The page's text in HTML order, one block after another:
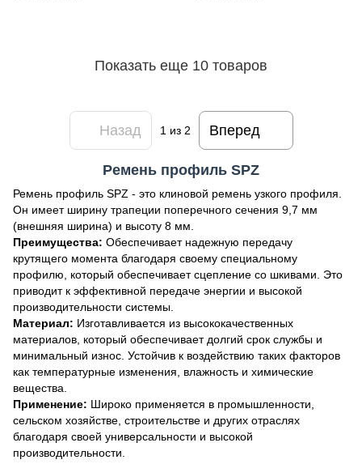
Ремень профиль SPZ
Ремень профиль SPZ - это клиновой ремень узкого профиля.
Он имеет ширину трапеции поперечного сечения 9,7 мм
(внешняя ширина) и высоту 8 мм.
Преимущества: Обеспечивает надежную передачу
крутящего момента благодаря своему специальному
профилю, который обеспечивает сцепление со шкивами. Это
приводит к эффективной передаче энергии и высокой
производительности системы.
Материал: Изготавливается из высококачественных
материалов, который обеспечивает долгий срок службы и
минимальный износ. Устойчив к воздействию таких факторов
как температурные изменения, влажность и химические
вещества.
Применение: Широко применяется в промышленности,
сельском хозяйстве, строительстве и других отраслях
благодаря своей универсальности и высокой
производительности.
Показать еще 10 товаров
Назад 1 из 2 Вперед